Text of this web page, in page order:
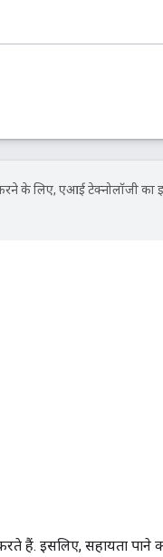
के लिए, एआई टेक्नोलॉजी का
हैं. इसलिए, सहायता पाने